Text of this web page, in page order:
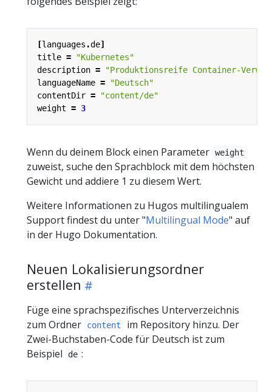
[languages .de]
title =
"Kubernetes"
description =
"Produktionsreife Container-
languageName =
"Deutsch"
contentDir =
"content/de"
weight = 3
Wenn du deinem Block einen Parameter weight
zuweist, suche den Sprachblock mit dem höchsten
Gewicht und addiere 1 zu diesem Wert.
Weitere Informationen zu Hugos multilingualem
Support findest du unter "Multilingual Mode" auf
in der Hugo Dokumentation.
Neuen Lokalisierungsordner
erstellen
Füge eine sprachspezifisches Unterverzeichnis
zum Ordner
content
im Repository hinzu. Der
Zwei-Buchstaben-Code für Deutsch ist zum
Beispiel
de :